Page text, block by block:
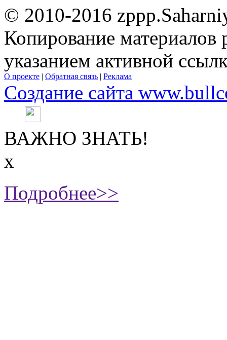
© 2010-2016
Копирование материалов
указанием активной
О проекте | Обратная связь | Реклама
Создание сайта
ВАЖНО ЗНАТЬ!
х
Подробнее>>